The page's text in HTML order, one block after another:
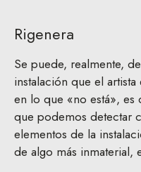
Rigenera
Se puede, realmente,
instalación que el
en lo que «no está», es
que podemos detectar
elementos de la
de algo más inmaterial,